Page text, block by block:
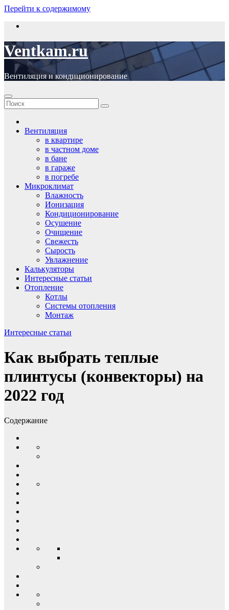
Перейти к содержимому
Ventkam.ru
Вентиляция и кондиционирование
Вентиляция
в квартире
в частном доме
в бане
в гараже
в погребе
Микроклимат
Влажность
Ионизация
Кондиционирование
Осушение
Очищение
Свежесть
Сырость
Увлажнение
Калькуляторы
Интересные статьи
Отопление
Котлы
Системы отопления
Монтаж
Интересные статьи
Как выбрать теплые
плинтусы (конвекторы) на
2022 год
Содержание